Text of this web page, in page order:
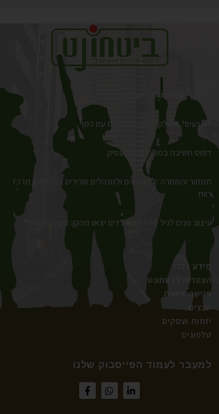
נע"ת > אזרחות ומה שביניהם
לא נעים? דיאלקטיקה של יחסים עם כסף
דפוס חשיבה במו"מ מול מעסיק
תמחור והמחרה :לעצמאים ולמנהלים שכירים המנהלים מרכז
רווח
עיצוב פנים לגיל 50+ כשהילדים יצאו מהקן: השינוי הביתי
מידע כללי
הצטרפו לבטחונט
פגישה אישית
יועצים
יזמות ועסקים
טלפונים
למעבר לעמוד הפייסבוק שלנו